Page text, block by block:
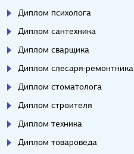
Диплом психолога
Диплом сантехника
Диплом сварщика
Диплом слесаря-ремонтника
Диплом стоматолога
Диплом строителя
Диплом техника
Диплом товароведа